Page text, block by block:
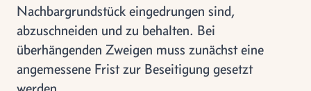
Nachbargrundstück eingedrungen sind,
abzuschneiden und zu behalten. Bei
überhängenden Zweigen muss zunächst eine
angemessene Frist zur Beseitigung gesetzt